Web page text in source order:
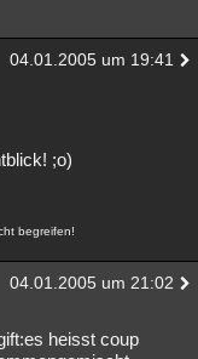
04.01.2005 um 19:41
;o)
begreifen!
04.01.2005 um 21:02
heisst coup